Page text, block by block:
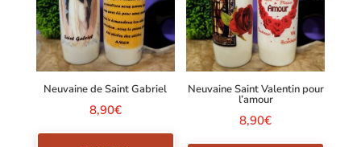
Neuvaine de Saint Gabriel
8,90€
Neuvaine Saint Valentin pour
l’amour
8,90€